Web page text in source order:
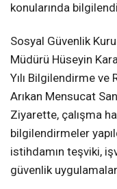
konularında
Sosyal Güvenlik
Müdürü Hüseyin
Yılı Bilgilendirme ve
Arıkan Mensucat
Ziyarette, çalışma
bilgilendirmeler
istihdamın teşviki,
güvenlik